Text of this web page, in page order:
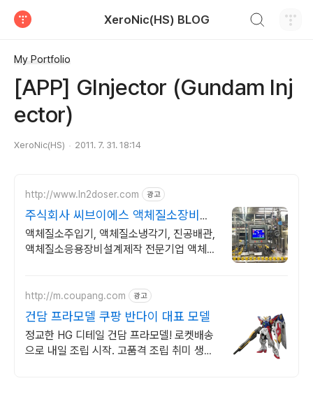
XeroNic(HS) BLOG
My Portfolio
[APP] GInjector (Gundam Inj
ector)
XeroNic(HS) 2011. 7. 31. 18:14
http://www.ln2doser.com 광고
주식회사 씨브이에스 액체질소장비전
문기업
액체질소주입기, 액체질소냉각기, 진공배관,
액체질소응용장비설계제작 전문기업 액체질
http://m.coupang.com 광고
건담 프라모델 쿠팡 반다이 대표 모델
정교한 HG 디테일 건담 프라모델! 로켓배송
으로 내일 조립 시작. 고품격 조립 취미 생활!